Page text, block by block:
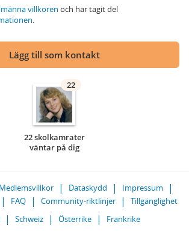
villkoren och har tagit del
.
Lägg till som kontakt
22
22 skolkamrater
väntar på dig
Medlemsvillkor Dataskydd
Impressum
FAQ Community-riktlinjer
Tillgänglighet
Schweiz Österrike Frankrike